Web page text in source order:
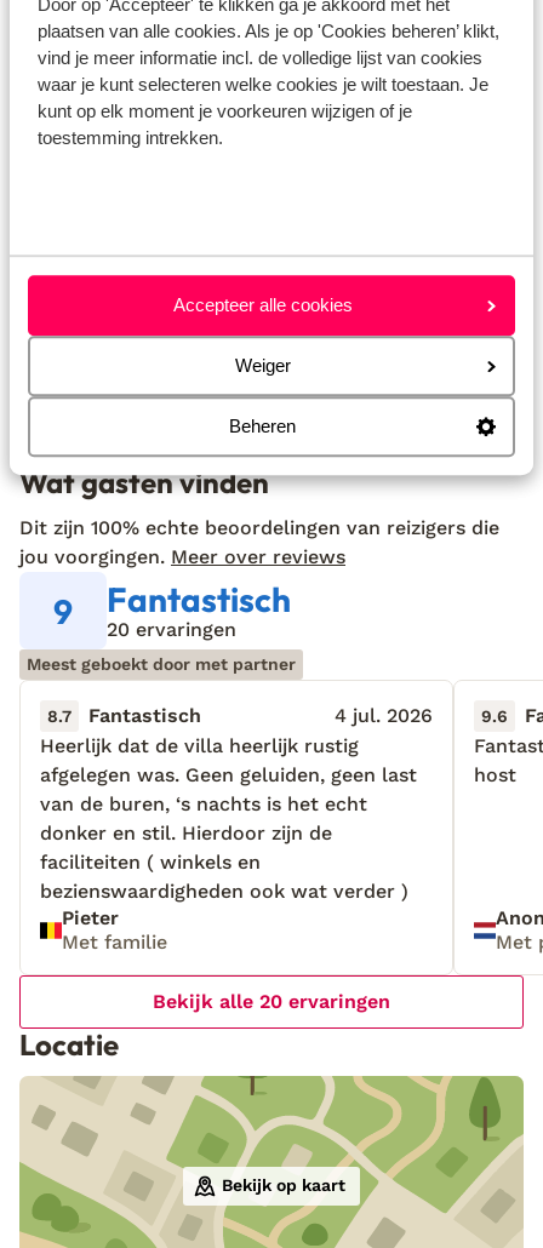
plaatsen van alle cookies. Als je op 'Cookies beheren’ klikt,
vind je meer informatie incl. de volledige lijst van cookies
waar je kunt selecteren welke cookies je wilt toestaan. Je
kunt op elk moment je voorkeuren wijzigen of je
toestemming intrekken.
Accepteer alle cookies
Weiger
Beheren
receptie (24 uur geopend)
geen lift aanwezig
kluisje (bij de receptie)
bibliotheek
Duurzaam gecertificeerd
Wat gasten vinden
Dit zijn 100% echte beoordelingen van reizigers die
jou voorgingen. Meer over reviews
9 Fantastisch
20 ervaringen
Meest geboekt door met partner
8.7 Fantastisch
4 jul. 2026
Heerlijk dat de villa heerlijk rustig
afgelegen was. Geen geluiden, geen last
van de buren, ‘s nachts is het echt
donker en stil. Hierdoor zijn de
faciliteiten ( winkels en
bezienswaardigheden ook wat verder )
Heerlijk dat de villa heerlijk rustig
afgelegen was. Geen geluiden, geen last
van de buren, ‘s nachts is het echt
donker en stil. Hierdoor zijn de
faciliteiten ( winkels en
bezienswaardigheden ook wat verder )
Pieter
Met familie
9.6
host
host
Met
Bekijk alle 20 ervaringen
Locatie
Bekijk op kaart